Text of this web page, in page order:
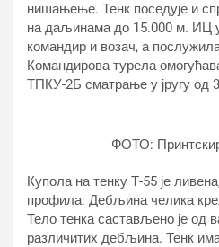
нишањење. Тенк поседује и
на даљинама до 15.000 м. ИЦ
командир и возач, а
Командирова турела
ТПКУ-2Б сматрање у јругу од
ФОТО:
Купола на тенку Т-55 је
профила: Дебљина челика
Тело тенка састављено је од
различитих дебљина. Тенк